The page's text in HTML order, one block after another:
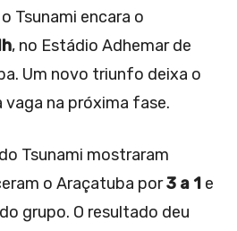
Tsunami encara o
, no Estádio Adhemar de
Um novo triunfo deixa o
na próxima fase.
Tsunami mostraram
o Araçatuba por3 a 1 e
grupo. O resultado deu